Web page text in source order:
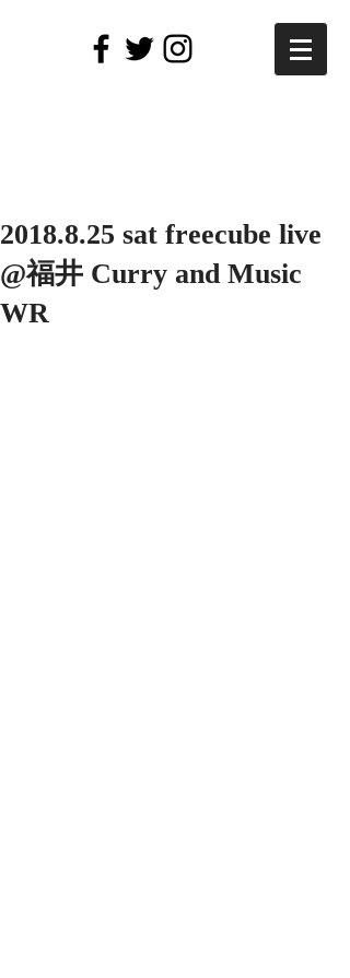
2018.8.25 sat freecube live
@福井 Curry and Music
WR